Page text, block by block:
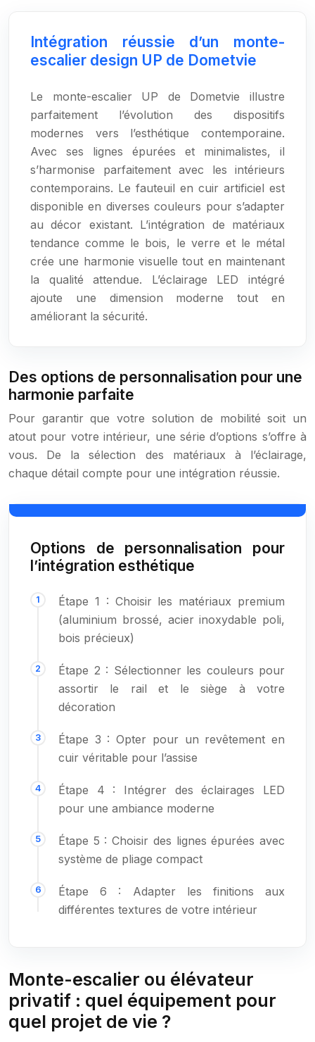
Intégration réussie d’un monte-
escalier design UP de Dometvie
Le monte-escalier UP de Dometvie illustre
parfaitement l’évolution des dispositifs
modernes vers l’esthétique contemporaine.
Avec ses lignes épurées et minimalistes, il
s’harmonise parfaitement avec les intérieurs
contemporains. Le fauteuil en cuir artificiel est
disponible en diverses couleurs pour s’adapter
au décor existant. L’intégration de matériaux
tendance comme le bois, le verre et le métal
crée une harmonie visuelle tout en maintenant
la qualité attendue. L’éclairage LED intégré
ajoute une dimension moderne tout en
améliorant la sécurité.
Des options de personnalisation pour une
harmonie parfaite
Pour garantir que votre solution de mobilité soit un
atout pour votre intérieur, une série d’options s’offre à
vous. De la sélection des matériaux à l’éclairage,
chaque détail compte pour une intégration réussie.
Options de personnalisation pour
l’intégration esthétique
Étape 1 : Choisir les matériaux premium
(aluminium brossé, acier inoxydable poli,
bois précieux)
Étape 2 : Sélectionner les couleurs pour
assortir le rail et le siège à votre
décoration
Étape 3 : Opter pour un revêtement en
cuir véritable pour l’assise
Étape 4 : Intégrer des éclairages LED
pour une ambiance moderne
Étape 5 : Choisir des lignes épurées avec
système de pliage compact
Étape 6 : Adapter les finitions aux
différentes textures de votre intérieur
Monte-escalier ou élévateur
privatif : quel équipement pour
quel projet de vie ?